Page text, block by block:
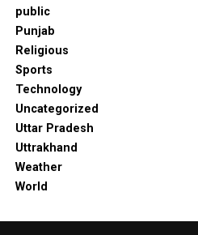
public
Punjab
Religious
Sports
Technology
Uncategorized
Uttar Pradesh
Uttrakhand
Weather
World